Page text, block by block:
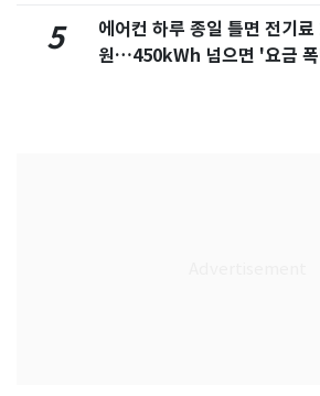
5
에어컨 하루 종일 틀면 전기료
원…450kWh 넘으면 '요금